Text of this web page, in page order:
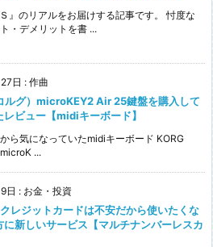
Ｓ』のリアルをお届けする記事です。 忖度な
・デメリットを書 ...
日 : 作曲
ルグ）microKEY2 Air 25鍵盤を購入して
レビュー【midiキーボード】
ら気になっていたmidiキーボード KORG
microK ...
日 : お金・投資
レジットカードは不安だから使いたくな
に新しいサービス【マルチナンバーレスカ